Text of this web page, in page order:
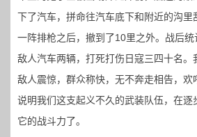
下了汽车，拼命往汽车底下和附近的沟里
一阵排枪之后，撤到了10里之外。战后
敌人汽车两辆，打死打伤日寇三四十名。
敌人震惊，群众称快，无不奔走相告，欢
说明我们这支起义不久的武装队伍，在逐
它的战斗力了。